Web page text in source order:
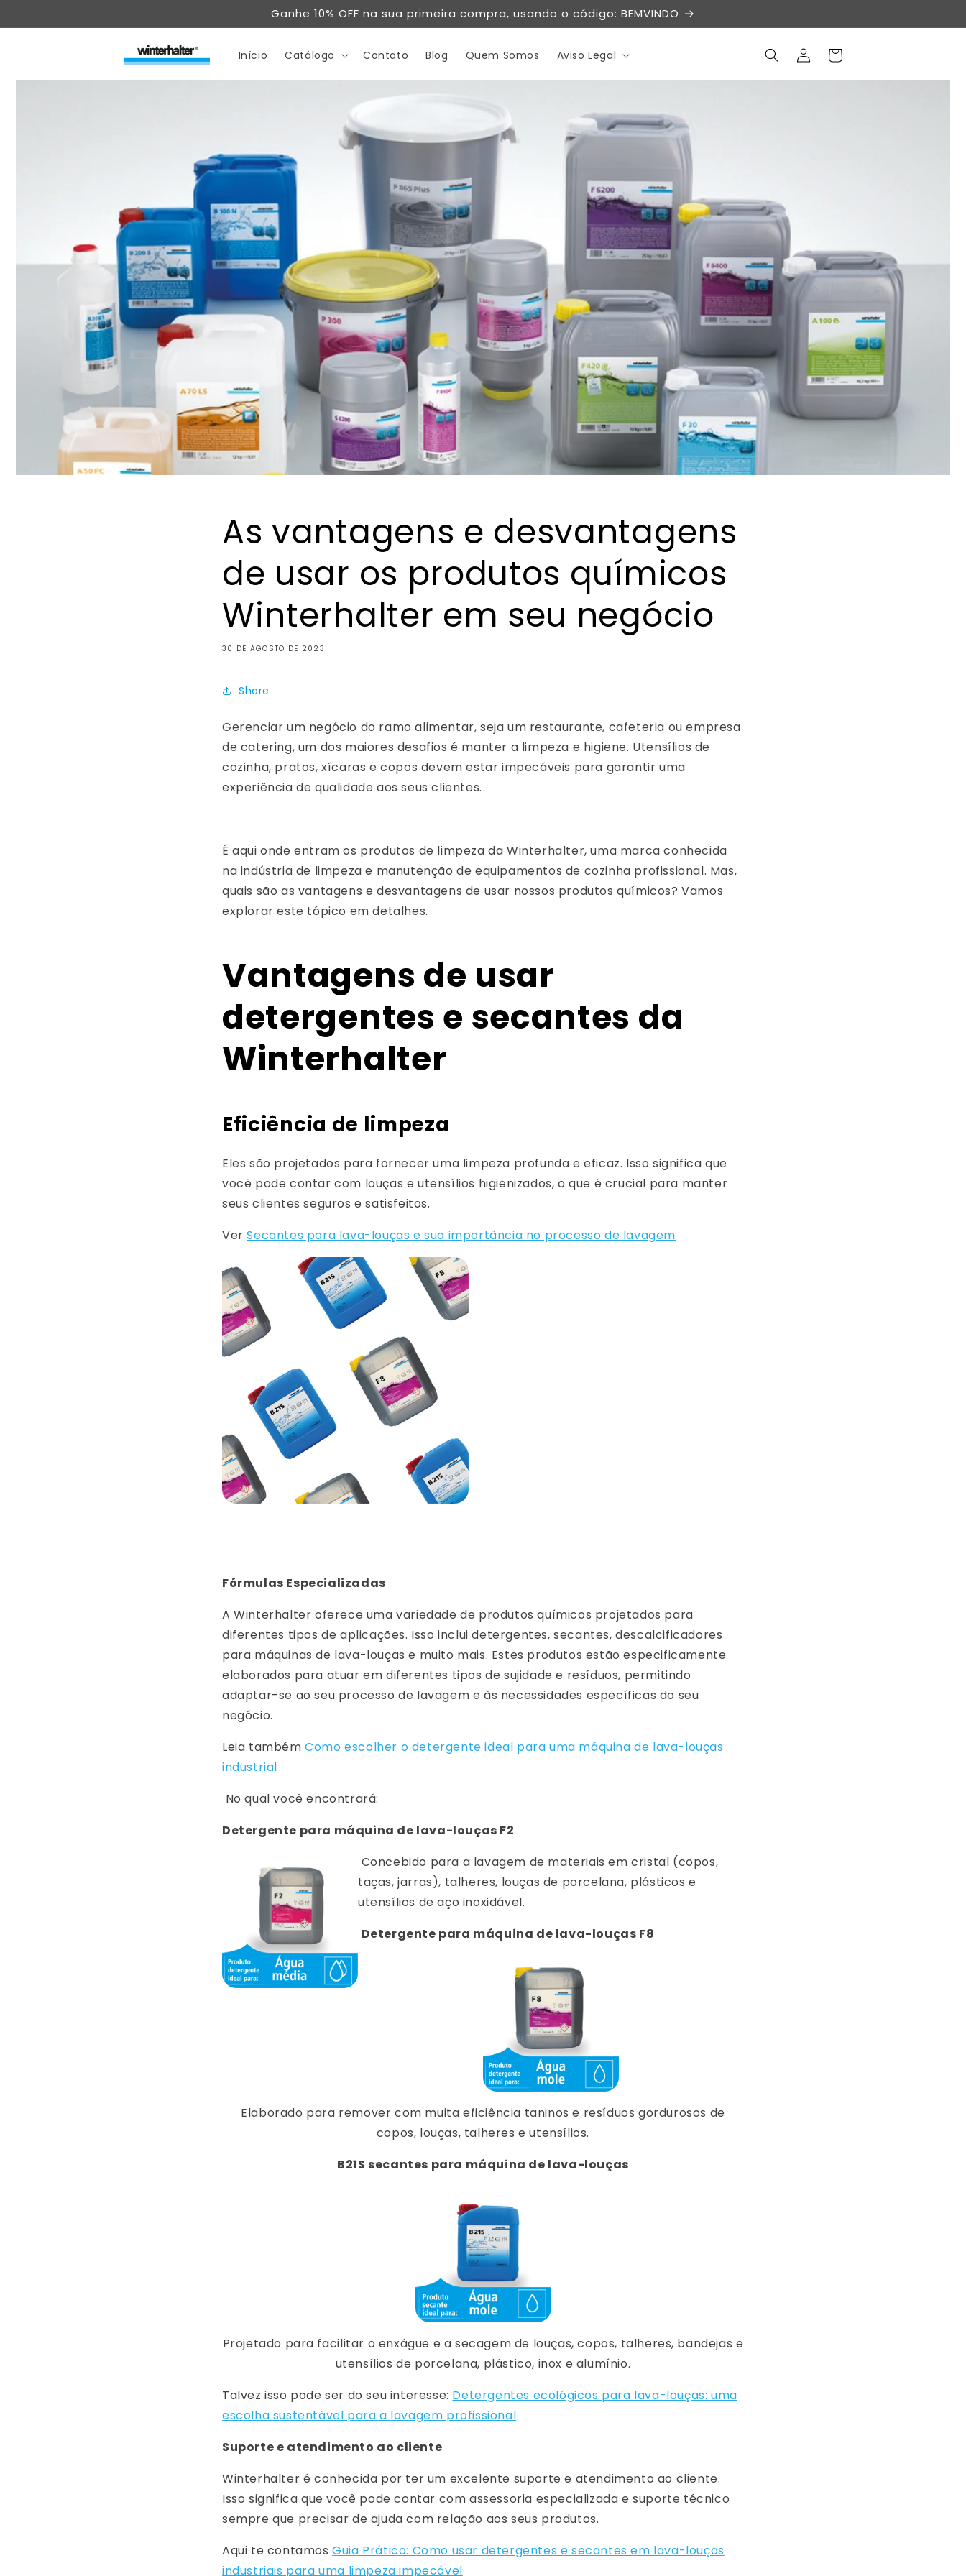
conteúdo
Ganhe 10% OFF na sua primeira compra, usando o código: BEMVINDO
Início Catálogo Contato Blog Quem Somos Aviso Legal
Fazer
login
Carrinho
As vantagens e desvantagens
de usar os produtos químicos
Winterhalter em seu negócio
30 DE AGOSTO DE 2023
Share
Gerenciar um negócio do ramo alimentar, seja um restaurante, cafeteria ou empresa
de catering, um dos maiores desafios é manter a limpeza e higiene. Utensílios de
cozinha, pratos, xícaras e copos devem estar impecáveis ​​para garantir uma
experiência de qualidade aos seus clientes.
É aqui onde entram os produtos de limpeza da Winterhalter, uma marca conhecida
na indústria de limpeza e manutenção de equipamentos de cozinha profissional. Mas,
quais são as vantagens e desvantagens de usar nossos produtos químicos? Vamos
explorar este tópico em detalhes.
Vantagens de usar
detergentes e secantes da
Winterhalter
Eficiência de limpeza
Eles são projetados para fornecer uma limpeza profunda e eficaz. Isso significa que
você pode contar com louças e utensílios higienizados, o que é crucial para manter
seus clientes seguros e satisfeitos.
VerSecantes para lava-louças e sua importância no processo de lavagem
Fórmulas Especializadas
A Winterhalter oferece uma variedade de produtos químicos projetados para
diferentes tipos de aplicações. Isso inclui detergentes, secantes, descalcificadores
para máquinas de lava-louças e muito mais. Estes produtos estão especificamente
elaborados para atuar em diferentes tipos de sujidade e resíduos, permitindo
adaptar-se ao seu processo de lavagem e às necessidades específicas do seu
negócio.
Leia tambémComo escolher o detergente ideal para uma máquina de lava-louças
industrial
No qual você encontrará:
Detergente para máquina de lava-louças F2
Concebido para a lavagem de materiais em cristal (copos,
taças, jarras), talheres, louças de porcelana, plásticos e
utensílios de aço inoxidável.
Detergente para máquina de lava-louças F8
Elaborado para remover com muita eficiência taninos e resíduos gordurosos de
copos, louças, talheres e utensílios.
B21S secantes para máquina de lava-louças
Projetado para facilitar o enxágue e a secagem de louças, copos, talheres, bandejas e
utensílios de porcelana, plástico, inox e alumínio.
Talvez isso pode ser do seu interesse: Detergentes ecológicos para lava-louças: uma
escolha sustentável para a lavagem profissional
Suporte e atendimento ao cliente
Winterhalter é conhecida por ter um excelente suporte e atendimento ao cliente.
Isso significa que você pode contar com assessoria especializada e suporte técnico
sempre que precisar de ajuda com relação aos seus produtos.
Aqui te contamos Guia Prático: Como usar detergentes e secantes em lava-louças
industriais para uma limpeza impecável